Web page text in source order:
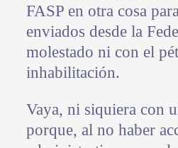
FASP en otra cosa
enviados desde la
molestado ni con el
inhabilitación.
Vaya, ni siquiera con
porque, al no haber